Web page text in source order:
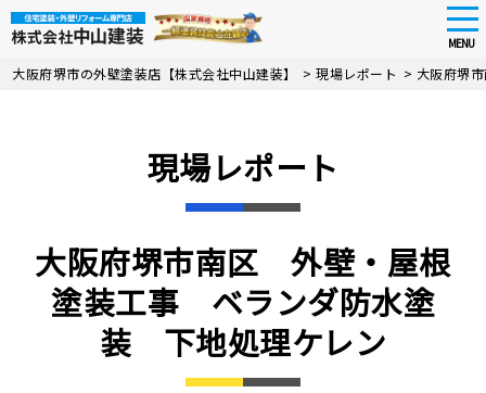
Skip
MENU
大阪府堺市の外壁塗装店【株式会社中山建装】 >現場レポート > 大阪府堺
現場レポート
大阪府堺市南区 外壁・屋根
塗装工事 ベランダ防水塗
装 下地処理ケレン